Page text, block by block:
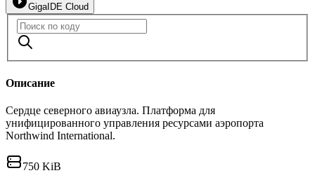
GigaIDE Cloud
Описание
Сердце северного авиаузла. Платформа для
унифицированного управления ресурсами аэропорта
Northwind International.
750 KiB